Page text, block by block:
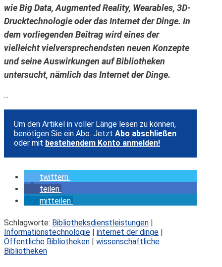
wie Big Data, Augmented Reality, Wearables, 3D-
Drucktechnologie oder das Internet der Dinge. In
dem vorliegenden Beitrag wird eines der
vielleicht vielversprechendsten neuen Konzepte
und seine Auswirkungen auf Bibliotheken
untersucht, nämlich das Internet der Dinge.
...
Um den Artikel in voller Länge lesen zu können,
benötigen Sie ein Abo. Jetzt Abo abschließen
oder mit bestehendem Konto anmelden!
twittern
teilen
mitteilen
Schlagworte: Bibliotheksdienstleistungen |
Informationstechnologie | internet der dinge |
Öffentliche Bibliotheken | wissenschaftliche
Bibliotheken